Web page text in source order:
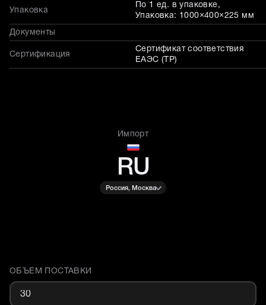
Упаковка
По 1 ед. в упаковке,
Упаковка: 1000×400×225 мм
Документы
Сертификация
Сертификат соответствия
ЕАЭС (ТР)
Импорт
RU
Россия, Москва
Доставка и объем поставки
ОБЪЕМ ПОСТАВКИ